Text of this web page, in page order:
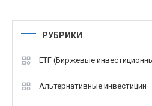
РУБРИКИ
ETF (Биржевые
Альтернативные инвестиции